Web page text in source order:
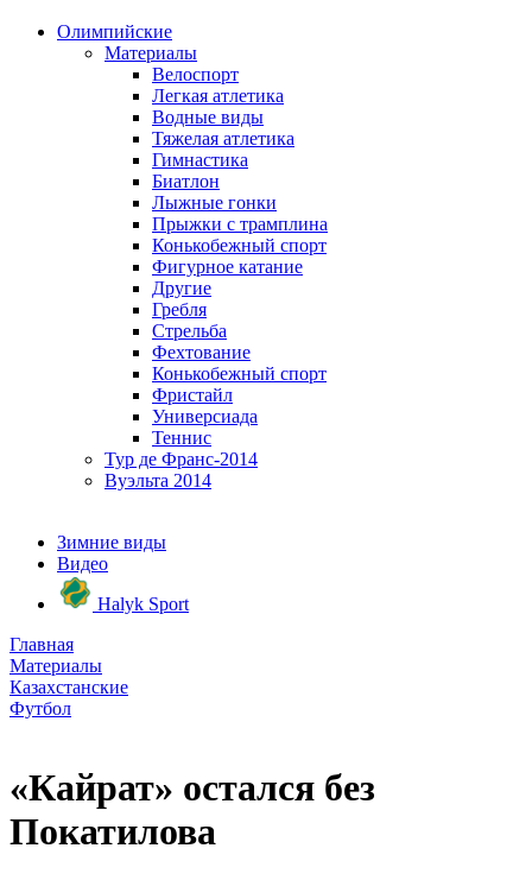
Олимпийские
Материалы
Велоспорт
Легкая атлетика
Водные виды
Тяжелая атлетика
Гимнастика
Биатлон
Лыжные гонки
Прыжки с трамплина
Конькобежный спорт
Фигурное катание
Другие
Гребля
Стрельба
Фехтование
Конькобежный спорт
Фристайл
Универсиада
Теннис
Тур де Франс-2014
Вуэльта 2014
Зимние виды
Видео
Halyk Sport
Главная
Материалы
Казахстанские
Футбол
«Кайрат» остался без
Покатилова